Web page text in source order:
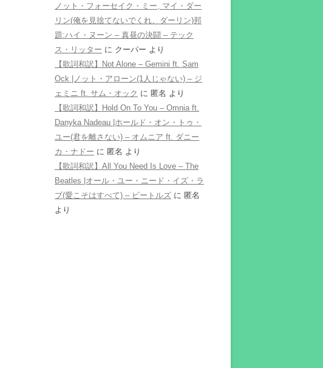
ノット・フォーセイク・ミー, マイ・ダー
リン(俺を見捨てないでくれ、ダーリン)邦
題:ハイ・ヌーン – 真昼の決闘 – テック
ス・リッター に クーパー より
【歌詞和訳】Not Alone – Gemini ft. Sam
Ock |ノット・アローン(1人じゃない) – ジ
ェミニ ft. サム・オック に 匿名 より
【歌詞和訳】Hold On To You – Omnia ft.
Danyka Nadeau |ホールド・オン・トゥ・
ユー(君を離さない) – オムニア ft. ダニー
カ・ナドー に 匿名 より
【歌詞和訳】All You Need Is Love – The
Beatles |オール・ユー・ニード・イズ・ラ
ブ(愛こそはすべて) – ビートルズ に 匿名
より